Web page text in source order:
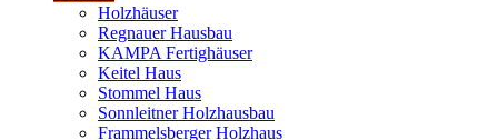
Holzhäuser
Regnauer Hausbau
KAMPA Fertighäuser
Keitel Haus
Stommel Haus
Sonnleitner Holzhausbau
Frammelsberger Holzhaus